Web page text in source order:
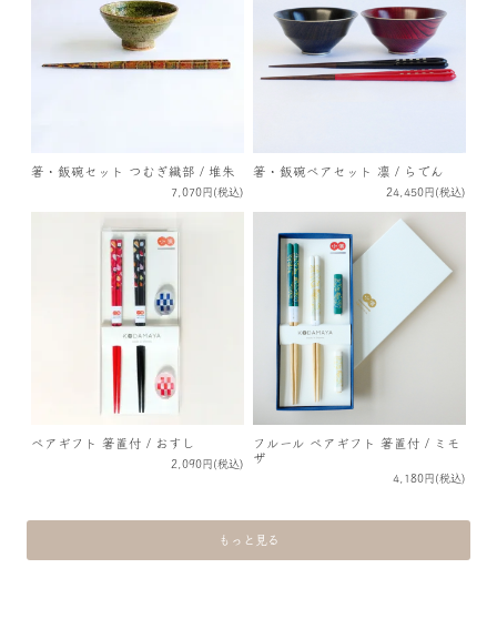
箸・飯碗セット つむぎ織部 / 堆朱
7,070円(税込)
箸・飯碗ペアセット 凛 / らでん
24,450円(税込)
ペアギフト 箸置付 / おすし
2,090円(税込)
フルール ペアギフト 箸置付 / ミモ
ザ
4,180円(税込)
もっと見る